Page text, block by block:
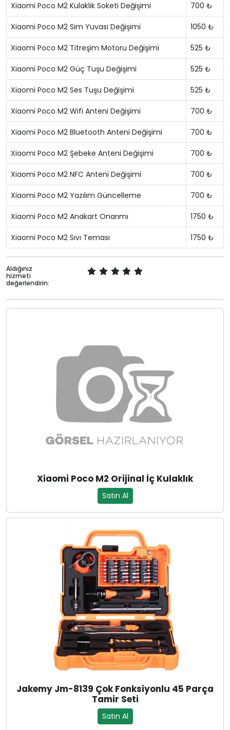
Xiaomi Poco M2 Kulaklık Soketi Değişimi 700 ₺
Xiaomi Poco M2 Sim Yuvası Değişimi 1050 ₺
Xiaomi Poco M2 Titreşim Motoru Değişimi 525 ₺
Xiaomi Poco M2 Güç Tuşu Değişimi 525 ₺
Xiaomi Poco M2 Ses Tuşu Değişimi 525 ₺
Xiaomi Poco M2 Wifi Anteni Değişimi 700 ₺
Xiaomi Poco M2 Bluetooth Anteni Değişimi 700 ₺
Xiaomi Poco M2 Şebeke Anteni Değişimi 700 ₺
Xiaomi Poco M2 NFC Anteni Değişimi 700 ₺
Xiaomi Poco M2 Yazılım Güncelleme 700 ₺
Xiaomi Poco M2 Anakart Onarımı 1750 ₺
Xiaomi Poco M2 Sıvı Teması 1750 ₺
Aldığınız
hizmeti
değerlendirin:
Xiaomi Poco M2 Orijinal İç Kulaklık
Satın Al
Jakemy Jm-8139 Çok Fonksiyonlu 45 Parça
Tamir Seti
Satın Al